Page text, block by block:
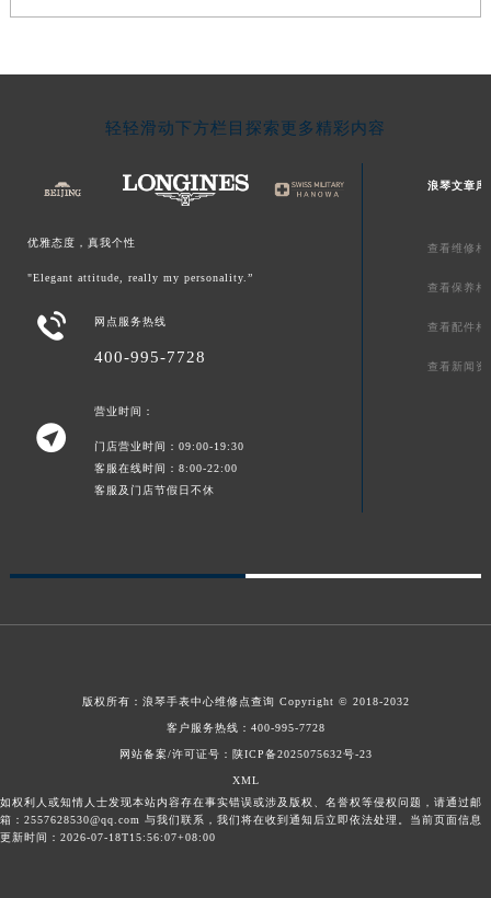
轻轻滑动下方栏目探索更多精彩内容
优雅态度，真我个性
"Elegant attitude, really my personality.”
 网点服务热线
400-995-7728

营业时间：
门店营业时间：09:00-19:30
客服在线时间：8:00-22:00
客服及门店节假日不休
浪琴文章库
查看维修相
查看保养相
查看配件相
查看新闻资
版权所有： 浪琴手表中心维修点查询 Copyright © 2018-2032
客户服务热线： 400-995-7728
网站备案/许可证号：陕ICP备2025075632号-23
XML
如权利人或知情人士发现本站内容存在事实错误或涉及版权、名誉权等侵权问题，请通过邮
箱：2557628530@qq.com 与我们联系，我们将在收到通知后立即依法处理。当前页面信息
更新时间：2026-07-18T15:56:07+08:00